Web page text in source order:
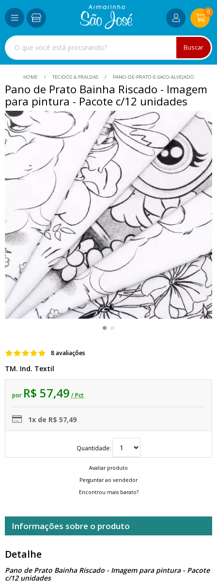
Buscar
0
HOME TECIDOS & FRALDAS PANO-DE-PRATO-E-SACO-ALVEJADO
Pano de Prato Bainha Riscado - Imagem
para pintura - Pacote c/12 unidades
8 avaliações
TM. Ind. Textil
por R$ 57,49 / Pct
1x de R$ 57,49
Quantidade:
Avaliar produto
Perguntar ao vendedor
Encontrou mais barato?
Informações sobre o produto
Detalhe
Pano de Prato Bainha Riscado - Imagem para pintura - Pacote
c/12 unidades